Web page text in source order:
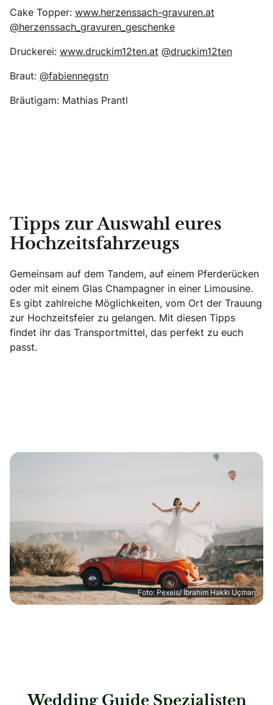
Cake Topper: www.herzenssach-gravuren.at
@herzenssach_gravuren_geschenke
Druckerei: www.druckim12ten.at @druckim12ten
Braut: @fabiennegstn
Bräutigam: Mathias Prantl
Tipps zur Auswahl eures
Hochzeitsfahrzeugs
Gemeinsam auf dem Tandem, auf einem Pferderücken
oder mit einem Glas Champagner in einer Limousine.
Es gibt zahlreiche Möglichkeiten, vom Ort der Trauung
zur Hochzeitsfeier zu gelangen. Mit diesen Tipps
findet ihr das Transportmittel, das perfekt zu euch
passt.
Foto: Pexels/ İbrahim Hakkı Uçman
Wedding Guide Spezialisten